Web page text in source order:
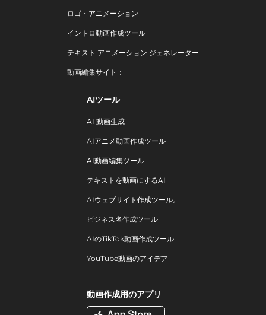
ロゴ・アニメーション
イントロ動画作成ツール
テキスト アニメーション ジェネレーター
動画編集サイト：
AIツール
AI 動画生成
AIアニメ動画作成ツール
AI動画編集ツール
テキストを動画にするAI
AIウェブサイト作成ツール。
ビジネス名作成ツール
AIのTikTok動画作成ツール
YouTube動画のアイデア
動画作成用のアプリ